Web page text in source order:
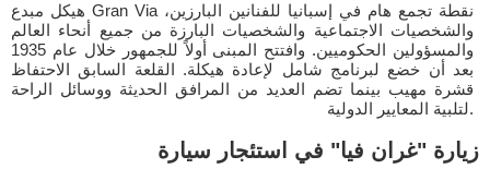
هيكل مبدع Gran Via نقطة تجمع هام في إسبانيا للفنانين البارزين،
والشخصيات الاجتماعية والشخصيات البارزة من جميع أنحاء العالم
والمسؤولين الحكوميين. وافتتح المبنى أولاً للجمهور خلال عام 1935
بعد أن خضع لبرنامج شامل لإعادة هيكلة. القلعة السابق الاحتفاظ
قشرة مهيب بينما تضم العديد من المرافق الحديثة ووسائل الراحة
لتلبية المعايير الدولية.
زيارة "غران فيا" في استئجار سيارة